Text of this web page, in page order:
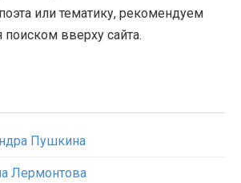
или тематику, рекомендуем
поиском вверху сайта.
Пушкина
Лермонтова